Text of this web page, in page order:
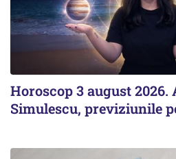
Horoscop 3 august
Simulescu, previziunile